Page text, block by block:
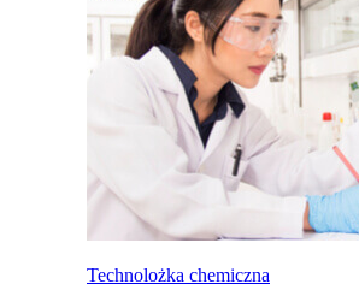
Technolożka chemiczna